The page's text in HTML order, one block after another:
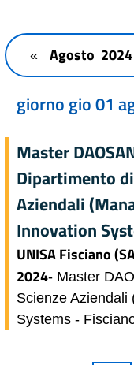
« Agosto 2024
giorno gio 01
Master
Dipartimento
Aziendali
Innovation
UNISA Fisciano
2024- Master
Scienze Aziendali
Systems -